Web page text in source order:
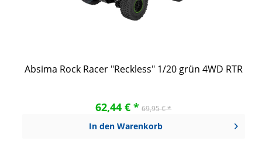
Absima Rock Racer "Reckless" 1/20 grün 4WD RTR
62,44 € * 69,95 € *
In den Warenkorb